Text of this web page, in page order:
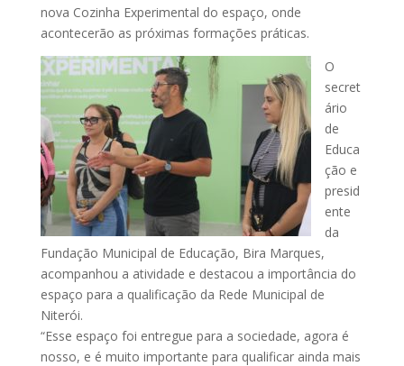
nova Cozinha Experimental do espaço, onde
acontecerão as próximas formações práticas.
O
secret
ário
de
Educa
ção e
presid
ente
da
Fundação Municipal de Educação, Bira Marques,
acompanhou a atividade e destacou a importância do
espaço para a qualificação da Rede Municipal de
Niterói.
“Esse espaço foi entregue para a sociedade, agora é
nosso, e é muito importante para qualificar ainda mais